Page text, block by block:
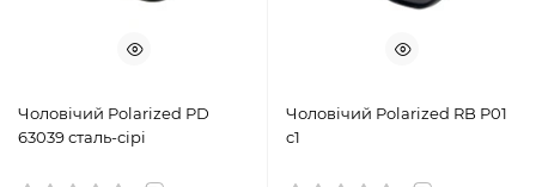
Чоловічий Polarized PD
63039 сталь-сірі
Чоловічий Polarized RB P01
c1